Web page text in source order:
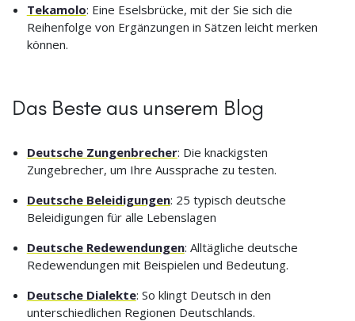
Tekamolo: Eine Eselsbrücke, mit der Sie sich die
Reihenfolge von Ergänzungen in Sätzen leicht merken
können.
Das Beste aus unserem Blog
Deutsche Zungenbrecher: Die knackigsten
Zungebrecher, um Ihre Aussprache zu testen.
Deutsche Beleidigungen: 25 typisch deutsche
Beleidigungen für alle Lebenslagen
Deutsche Redewendungen: Alltägliche deutsche
Redewendungen mit Beispielen und Bedeutung.
Deutsche Dialekte: So klingt Deutsch in den
unterschiedlichen Regionen Deutschlands.